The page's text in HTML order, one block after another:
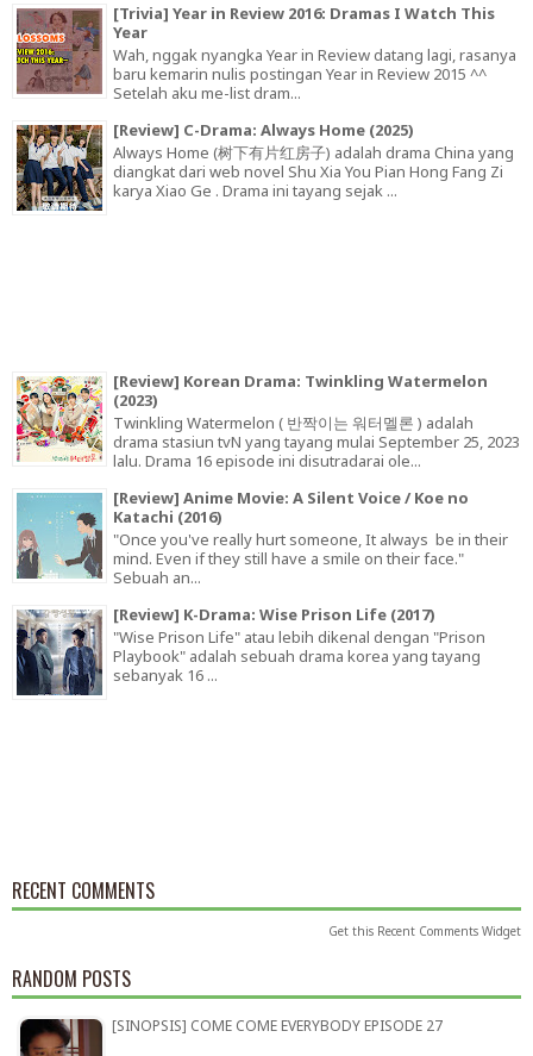
[Trivia] Year in Review 2016: Dramas I Watch This
Year
Wah, nggak nyangka Year in Review datang lagi, rasanya
baru kemarin nulis postingan Year in Review 2015 ^^
Setelah aku me-list dram...
[Review] C-Drama: Always Home (2025)
Always Home (树下有片红房子) adalah drama China yang
diangkat dari web novel Shu Xia You Pian Hong Fang Zi
karya Xiao Ge . Drama ini tayang sejak ...
[Review] Korean Drama: Twinkling Watermelon
(2023)
Twinkling Watermelon ( 반짝이는 워터멜론 ) adalah
drama stasiun tvN yang tayang mulai September 25, 2023
lalu. Drama 16 episode ini disutradarai ole...
[Review] Anime Movie: A Silent Voice / Koe no
Katachi (2016)
"Once you've really hurt someone, It always be in their
mind. Even if they still have a smile on their face."
Sebuah an...
[Review] K-Drama: Wise Prison Life (2017)
"Wise Prison Life" atau lebih dikenal dengan "Prison
Playbook" adalah sebuah drama korea yang tayang
sebanyak 16 ...
RECENT COMMENTS
Get this Recent Comments Widget
RANDOM POSTS
[SINOPSIS] COME COME EVERYBODY EPISODE 27